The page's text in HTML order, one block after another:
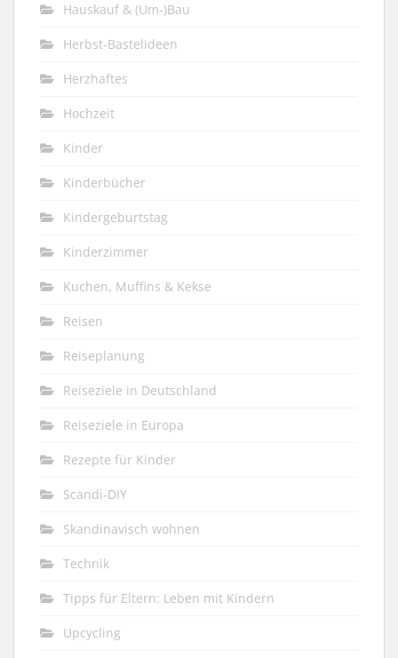
Hauskauf & (Um-)Bau
Herbst-Bastelideen
Herzhaftes
Hochzeit
Kinder
Kinderbücher
Kindergeburtstag
Kinderzimmer
Kuchen, Muffins & Kekse
Reisen
Reiseplanung
Reiseziele in Deutschland
Reiseziele in Europa
Rezepte für Kinder
Scandi-DIY
Skandinavisch wohnen
Technik
Tipps für Eltern: Leben mit Kindern
Upcycling